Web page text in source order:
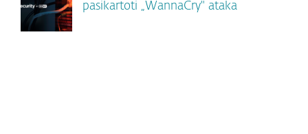
pasikartoti „WannaCry" ataka